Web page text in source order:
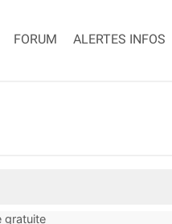
FORUM ALERTES INFOS
gratuite